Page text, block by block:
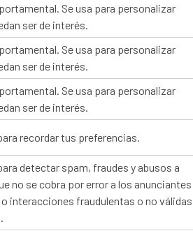
Se usa para personalizar
ser de interés.
Se usa para personalizar
ser de interés.
Se usa para personalizar
ser de interés.
recordar tus preferencias.
detectar spam, fraudes y abusos a
no se cobra por error a los anunciantes
interacciones fraudulentas o no válidas